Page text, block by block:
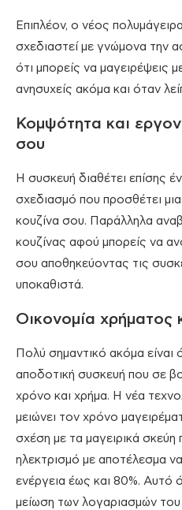
Επιπλέον, ο νέος
σχεδιαστεί με γνώμονα την
ότι μπορείς να μαγειρέψεις
ανησυχείς ακόμα και όταν
Κομψότητα και
σου
Η συσκευή διαθέτει επίσης
σχεδιασμό που προσθέτει
κουζίνα σου. Παράλληλα
κουζίνας αφού μπορείς να
σου αποθηκεύοντας τις
υποκαθιστά.
Οικονομία χρήματος
Πολύ σημαντικό ακόμα είναι
αποδοτική συσκευή που σε
χρόνο και χρήμα. Η νέα
μειώνει τον χρόνο
σχέση με τα μαγειρικά σκεύη
ηλεκτρισμό με αποτέλεσμα
ενέργεια έως και 80%. Αυτό
μείωση των λογαριασμών